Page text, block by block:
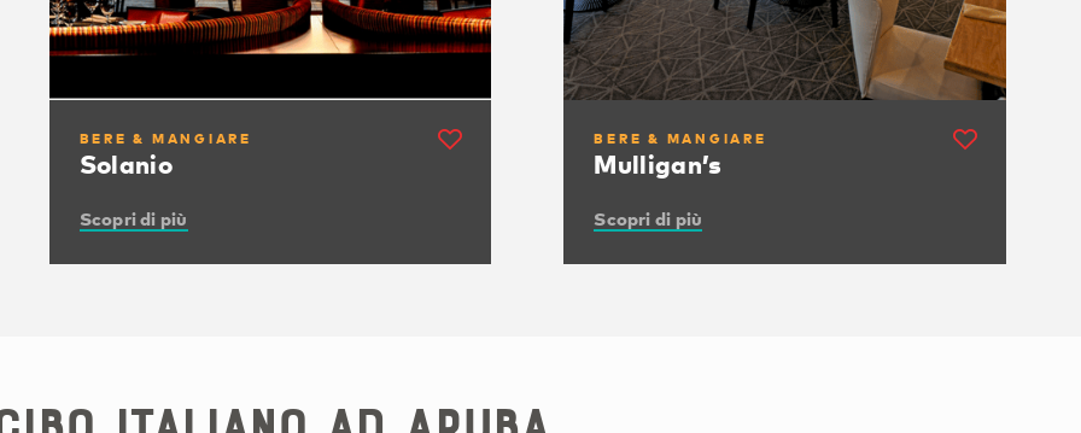
BERE & MANGIARE
Solanio
Scopri di più
BERE & MANGIARE
Mulligan’s
Scopri di più